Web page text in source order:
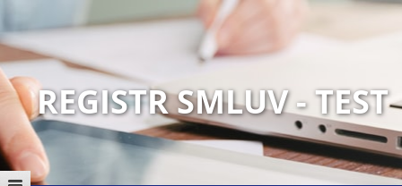
REGISTR SMLUV - TEST